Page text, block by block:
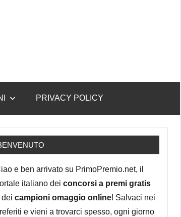
PRIVACY POLICY
e ben arrivato su PrimoPremio.net, il
italiano dei concorsi a premi gratis
dei campioni omaggio online! Salvaci nei
e vieni a trovarci spesso, ogni giorno